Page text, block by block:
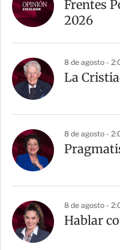
Frentes
2026
8 de agosto -
La
8 de agosto -
8 de agosto -
Hablar